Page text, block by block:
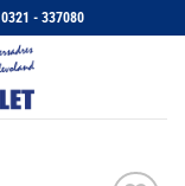
0321 - 337080